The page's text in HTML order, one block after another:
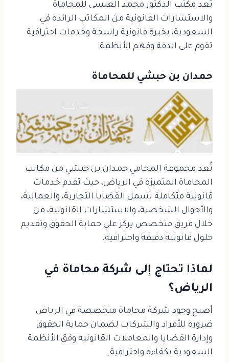
يُعد مكتب الدكتور محمد العيسى للمحاماة
والاستشارات القانونية من المكاتب الرائدة في
السعودية، بخبرة قانونية راسخة وخدمات احترافية
تقوم على الدقة وفهم الأنظمة.
حمدان بن حبشي للمحاماة
تُعد مجموعة المحامي حمدان بن حبشي من مكاتب
المحاماة المتميزة في الرياض، حيث تقدم خدمات
قانونية متكاملة تشمل القضايا التجارية، والعمالية،
والأحوال الشخصية، والاستشارات القانونية، من
خلال فريق متخصص يركز على حماية الحقوق وتقديم
حلول قانونية دقيقة واحترافية.
لماذا تحتاج إلى شركة محاماة في
الرياض؟
أصبح وجود شركة محاماة متخصصة في الرياض
ضرورة للأفراد والشركات لضمان حماية الحقوق
وإدارة القضايا والمعاملات القانونية وفق الأنظمة
السعودية بكفاءة واحترافية.